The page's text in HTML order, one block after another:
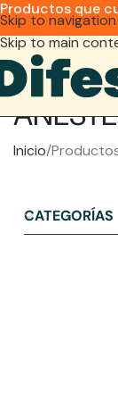
Skip to navigation
Skip to main
Inicio
CATEGORÍAS
Productos que